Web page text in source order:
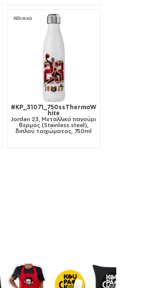
Αθλητικά
#KP_31071_750ssThermoW
hite
Jordan 23, Μεταλλικό παγούρι
θερμός (Stainless steel),
διπλού τοιχώματος, 750ml